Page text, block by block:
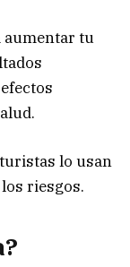
aumentar tu
lo usan
riesgos.